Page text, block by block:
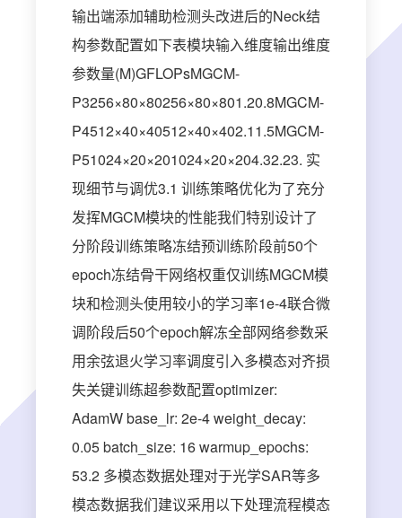
输出端添加辅助检测头改进后的Neck结
构参数配置如下表模块输入维度输出维度
参数量(M)GFLOPsMGCM-
P3256×80×80256×80×801.20.8MGCM-
P4512×40×40512×40×402.11.5MGCM-
P51024×20×201024×20×204.32.23. 实
现细节与调优3.1 训练策略优化为了充分
发挥MGCM模块的性能我们特别设计了
分阶段训练策略冻结预训练阶段前50个
epoch冻结骨干网络权重仅训练MGCM模
块和检测头使用较小的学习率1e-4联合微
调阶段后50个epoch解冻全部网络参数采
用余弦退火学习率调度引入多模态对齐损
失关键训练超参数配置optimizer:
AdamW base_lr: 2e-4 weight_decay:
0.05 batch_size: 16 warmup_epochs:
53.2 多模态数据处理对于光学SAR等多
模态数据我们建议采用以下处理流程模态